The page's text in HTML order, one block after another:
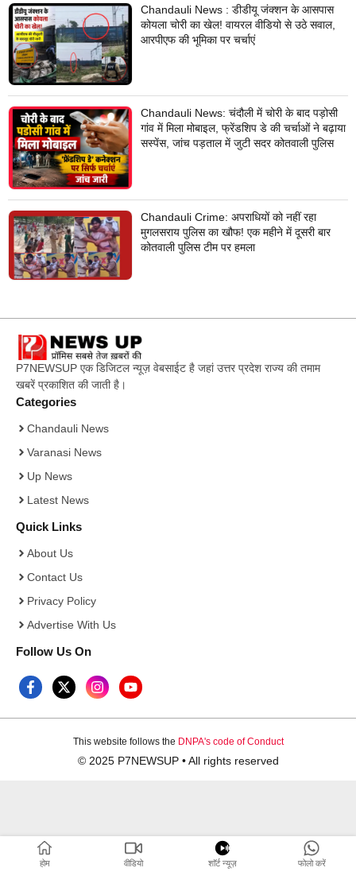
Chandauli News : डीडीयू जंक्शन के आसपास
कोयला चोरी का खेल! वायरल वीडियो से उठे सवाल,
आरपीएफ की भूमिका पर चर्चाएं
Chandauli News: चंदौली में चोरी के बाद पड़ोसी
गांव में मिला मोबाइल, फ्रेंडशिप डे की चर्चाओं ने बढ़ाया
सस्पेंस, जांच पड़ताल में जुटी सदर कोतवाली पुलिस
Chandauli Crime: अपराधियों को नहीं रहा
मुगलसराय पुलिस का खौफ! एक महीने में दूसरी बार
कोतवाली पुलिस टीम पर हमला
P7NEWSUP एक डिजिटल न्यूज़ वेबसाईट है जहां उत्तर प्रदेश राज्य की तमाम
खबरें प्रकाशित की जाती है।
Categories
Chandauli News
Varanasi News
Up News
Latest News
Quick Links
About Us
Contact Us
Privacy Policy
Advertise With Us
Follow Us On
This website follows the DNPA's code of Conduct
© 2025 P7NEWSUP • All rights reserved
होम वीडियो शाॅर्ट न्यूज़ फोलो करें